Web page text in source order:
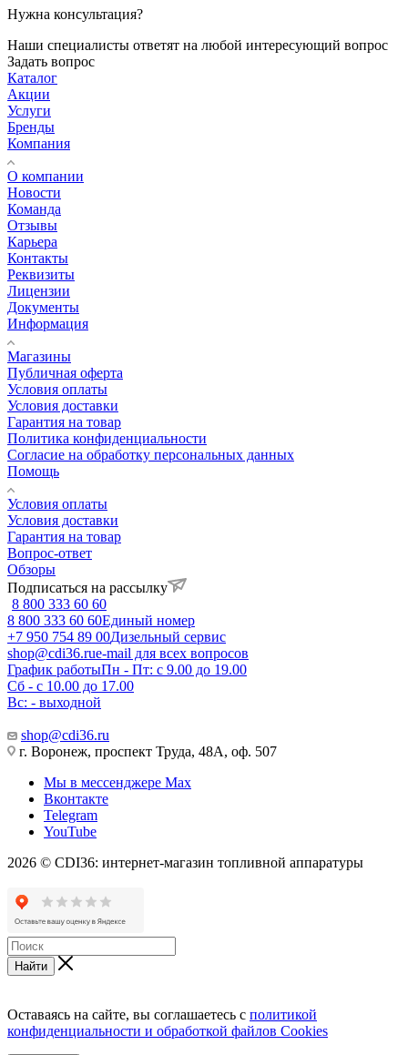
Нужна консультация?
Наши специалисты ответят на любой интересующий вопрос
Задать вопрос
Каталог
Акции
Услуги
Бренды
Компания
О компании
Новости
Команда
Отзывы
Карьера
Контакты
Реквизиты
Лицензии
Документы
Информация
Магазины
Публичная оферта
Условия оплаты
Условия доставки
Гарантия на товар
Политика конфиденциальности
Согласие на обработку персональных данных
Помощь
Условия оплаты
Условия доставки
Гарантия на товар
Вопрос-ответ
Обзоры
Подписаться на рассылку
8 800 333 60 60
8 800 333 60 60Единый номер
+7 950 754 89 00Дизельный сервис
shop@cdi36.rue-mail для всех вопросов
График работыПн - Пт: с 9.00 до 19.00
Сб - с 10.00 до 17.00
Вс: - выходной
shop@cdi36.ru
г. Воронеж, проспект Труда, 48А, оф. 507
Мы в мессенджере Max
Вконтакте
Telegram
YouTube
2026 © CDI36: интернет-магазин топливной аппаратуры
Найти
Оставаясь на сайте, вы соглашаетесь с политикой
конфиденциальности и обработкой файлов Cookies